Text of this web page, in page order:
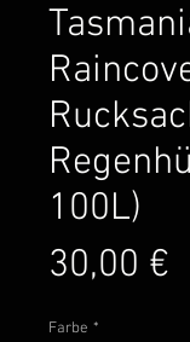
100L)
30,00 €
Farbe *